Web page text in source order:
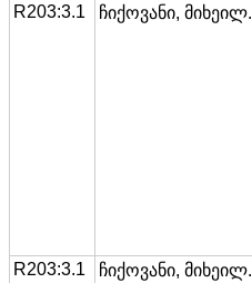
R203:3.1 ჩიქოვანი, მიხეილ.
R203:3.1 ჩიქოვანი, მიხეილ.